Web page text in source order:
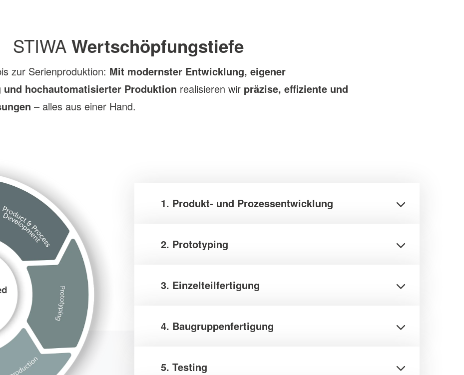
STIWA Wertschöpfungstiefe
zur Serienproduktion: Mit modernster Entwicklung, eigener
hochautomatisierter Produktion realisieren wir präzise, effiziente und
– alles aus einer Hand.
1. Produkt- und Prozessentwicklung
2. Prototyping
3. Einzelteilfertigung
4. Baugruppenfertigung
5. Testing